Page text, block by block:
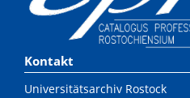
Kontakt
Universitätsarchiv Rostock